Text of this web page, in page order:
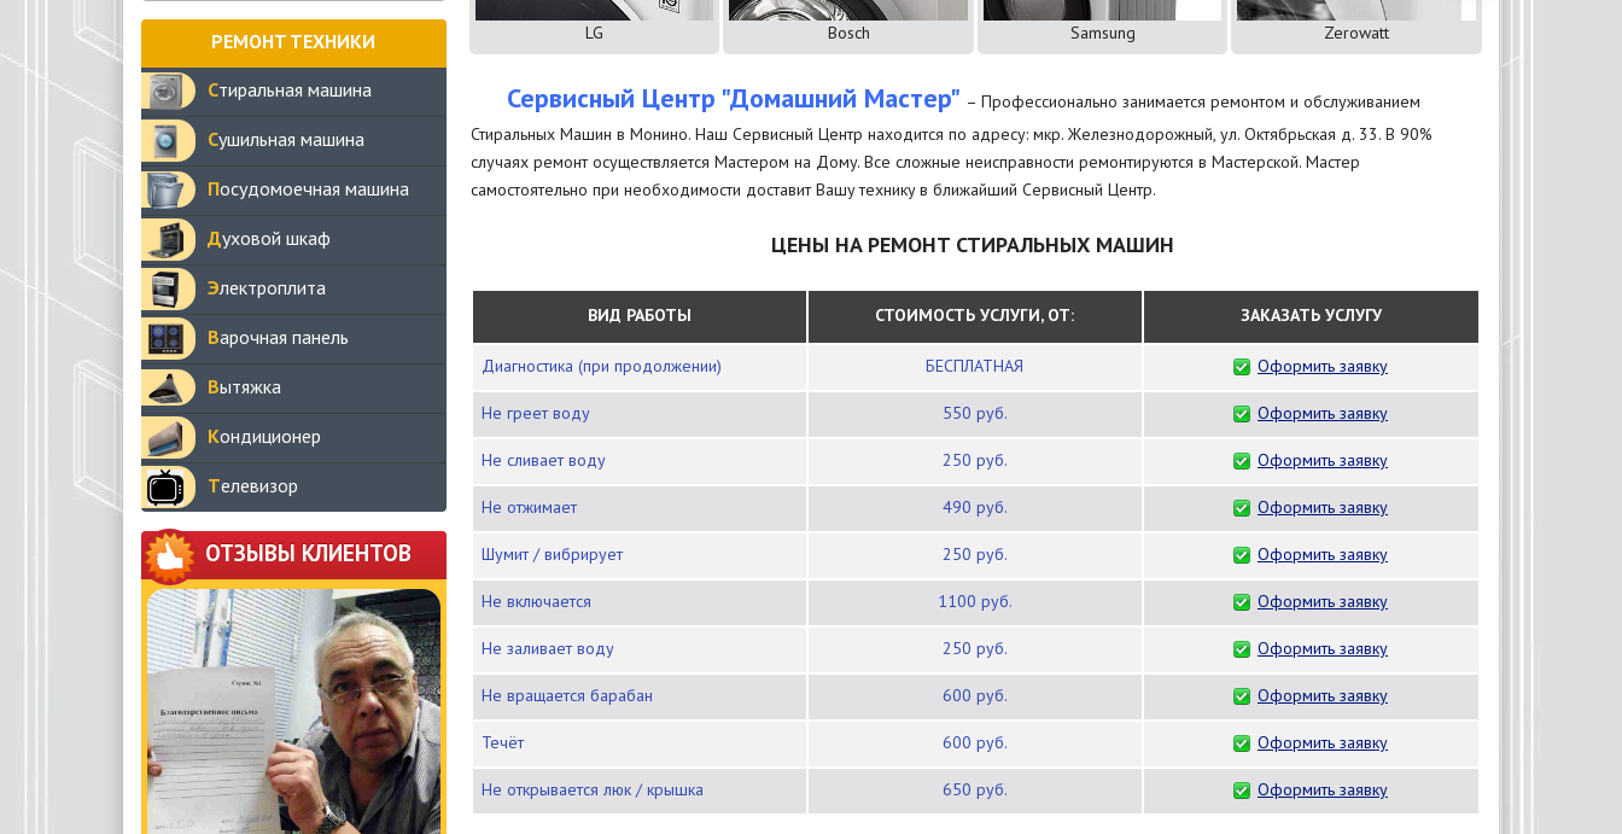
РЕМОНТ ТЕХНИКИ
Стиральная машина
Сушильная машина
Посудомоечная машина
Духовой шкаф
Электроплита
Варочная панель
Вытяжка
Кондиционер
Телевизор
ОТЗЫВЫ КЛИЕНТОВ
LG Bosch Samsung Zerowatt
Сервисный Центр "Домашний Мастер" – Профессионально занимается ремонтом и обслуживанием
Стиральных Машин в Монино. Наш Сервисный Центр находится по адресу: мкр. Железнодорожный, ул. Октябрьская д. 33. В 90%
случаях ремонт осуществляется Мастером на Дому. Все сложные неисправности ремонтируются в Мастерской. Мастер
самостоятельно при необходимости доставит Вашу технику в ближайший Сервисный Центр.
ЦЕНЫ НА РЕМОНТ СТИРАЛЬНЫХ МАШИН
ВИД РАБОТЫ СТОИМОСТЬ УСЛУГИ, ОТ: ЗАКАЗАТЬ УСЛУГУ
Диагностика (при продолжении) БЕСПЛАТНАЯ Оформить заявку
Не греет воду 550 руб. Оформить заявку
Не сливает воду 250 руб. Оформить заявку
Не отжимает 490 руб. Оформить заявку
Шумит / вибрирует 250 руб. Оформить заявку
Не включается 1100 руб. Оформить заявку
Не заливает воду 250 руб. Оформить заявку
Не вращается барабан 600 руб. Оформить заявку
Течёт 600 руб. Оформить заявку
Не открывается люк / крышка 650 руб. Оформить заявку